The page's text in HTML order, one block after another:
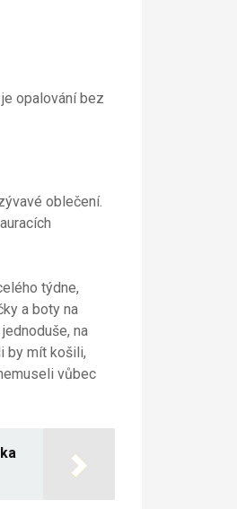
opalování bez
oblečení.
týdne,
a boty na
na
by mít košili,
vůbec